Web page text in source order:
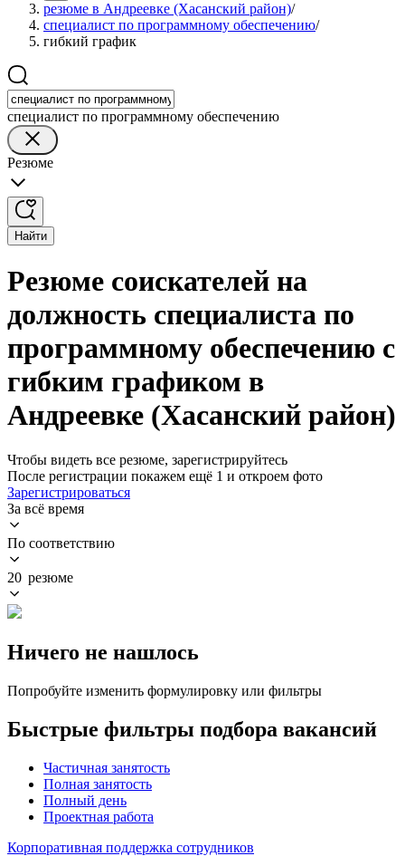
резюме в Андреевке (Хасанский район)/
специалист по программному обеспечению/
гибкий график
специалист по программному обеспечению
Резюме
Найти
Резюме соискателей на
должность специалиста по
программному обеспечению с
гибким графиком в
Андреевке (Хасанский район)
Чтобы видеть все резюме, зарегистрируйтесь
После регистрации покажем ещё 1 и откроем фото
Зарегистрироваться
За всё время
По соответствию
20 резюме
Ничего не нашлось
Попробуйте изменить формулировку или фильтры
Быстрые фильтры подбора вакансий
Частичная занятость
Полная занятость
Полный день
Проектная работа
Корпоративная поддержка сотрудников